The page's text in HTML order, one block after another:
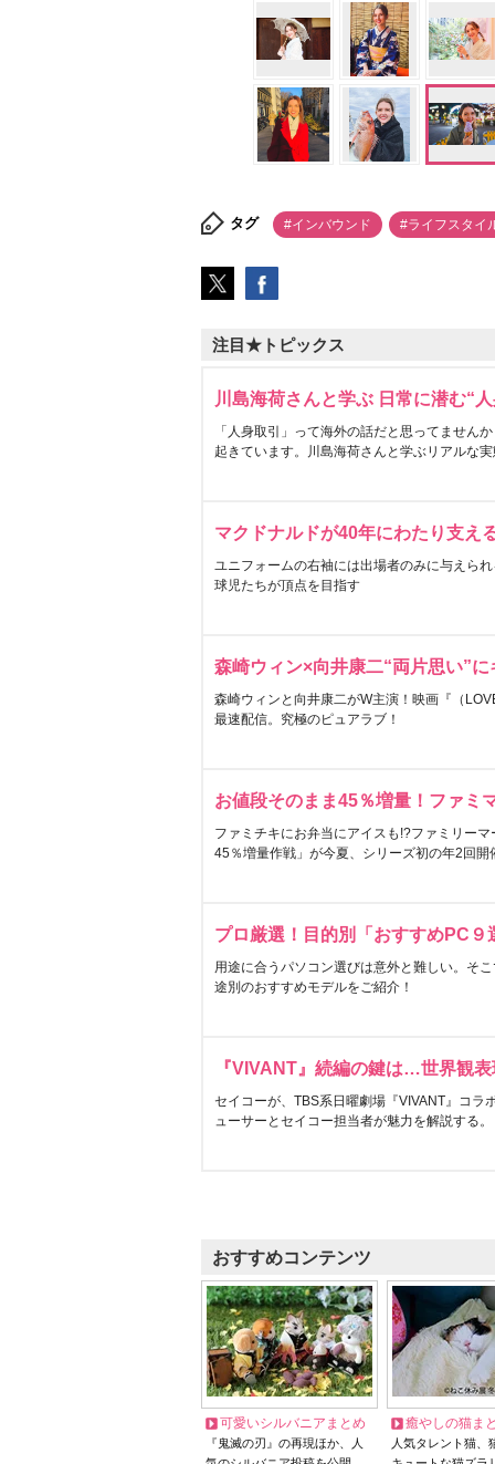
タグ #インバウンド #ライフスタイ
注目★トピックス
川島海荷さんと学ぶ 日常に潜む“
「人身取引」って海外の話だと思ってません
起きています。川島海荷さんと学ぶリアルな
マクドナルドが40年にわたり支え
ユニフォームの右袖には出場者のみに与えら
球児たちが頂点を目指す
森崎ウィン×向井康二“両片思い”
森崎ウィンと向井康二がW主演！映画『（
最速配信。究極のピュアラブ！
お値段そのまま45％増量！ファミ
ファミチキにお弁当にアイスも!?ファミリー
45％増量作戦」が今夏、シリーズ初の年2回開
プロ厳選！目的別「おすすめPC９
用途に合うパソコン選びは意外と難しい。そ
途別のおすすめモデルをご紹介！
『VIVANT』続編の鍵は…世界観
セイコーが、TBS系日曜劇場『VIVANT』コラ
ューサーとセイコー担当者が魅力を解説する。
おすすめコンテンツ
可愛いシルバニアまとめ
『鬼滅の刃』の再現ほか、人
癒やしの猫ま
人気タレント猫